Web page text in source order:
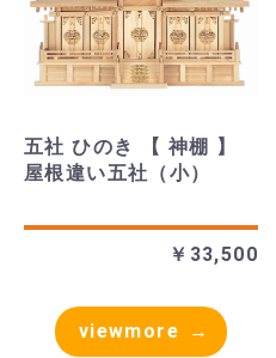
五社 ひのき 【 神棚 】
屋根違い五社（小）
￥33,500
viewmore